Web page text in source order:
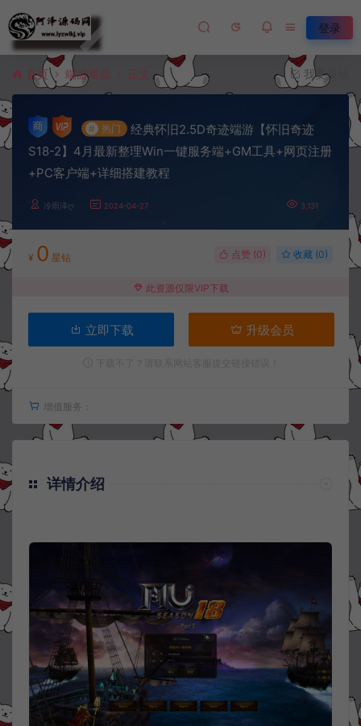
登录
首页 端游资源 正文 我要投稿
# 热门
经典怀旧2.5D奇迹端游【怀旧奇迹
S18-2】4月最新整理Win一键服务端+GM工具+网页注册
+PC客户端+详细搭建教程
冷雨泽ღ 2024-04-27 3,131
¥ 0 星钻 点赞 (0) 收藏 (0)
此资源仅限VIP下载
立即下载 升级会员
增值服务：
详情介绍